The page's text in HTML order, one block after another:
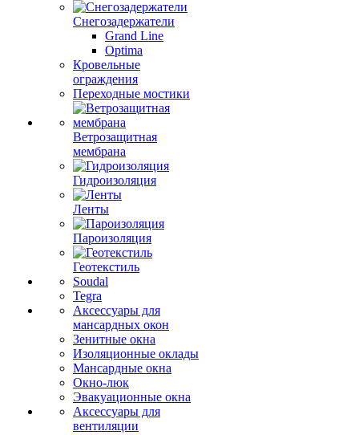
Снегозадержатели
Grand Line
Optima
Кровельные
ограждения
Переходные мостики
Ветрозащитная
мембрана
Гидроизоляция
Ленты
Пароизоляция
Геотекстиль
Soudal
Tegra
Аксессуары для
мансардных окон
Зенитные окна
Изоляционные оклады
Мансардные окна
Окно-люк
Эвакуационные окна
Аксессуары для
вентиляции